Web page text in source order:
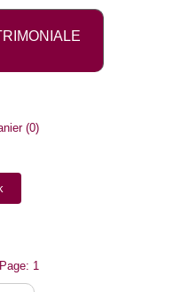
(0)
Page: 1